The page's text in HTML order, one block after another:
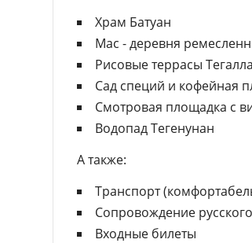
Храм Батуан
Мас - деревня
Рисовые террасы
Сад специй и кофейная
Смотровая площадка с
Водопад Тегенунан
А также:
Транспорт
Сопровождение
Входные билеты